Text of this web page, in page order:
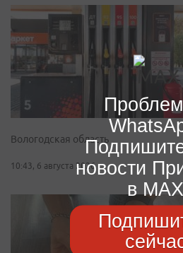
Вологодская область
10:43, 6 августа 2026новости
в